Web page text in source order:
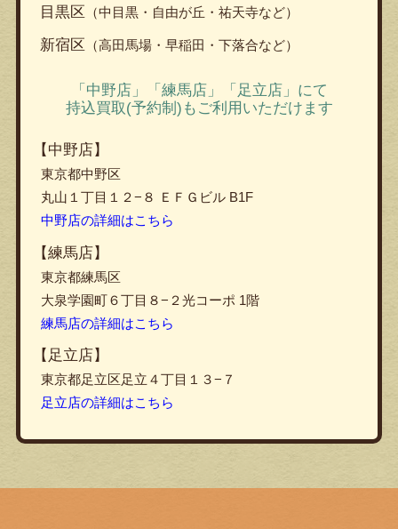
目黒区 （中目黒・自由が丘・祐天寺など）
新宿区 （高田馬場・早稲田・下落合など）
「中野店」「練馬店」「足立店」にて
持込買取(予約制)もご利用いただけます
【中野店】
東京都中野区
丸山１丁目１２−８ ＥＦＧビル B1F
中野店の詳細はこちら
【練馬店】
東京都練馬区
大泉学園町６丁目８−２光コーポ 1階
練馬店の詳細はこちら
【足立店】
東京都足立区足立４丁目１３−７
足立店の詳細はこちら